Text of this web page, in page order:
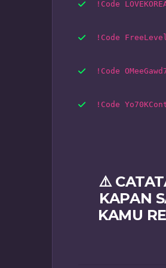
!Code
!Code
!Code
!Code
⚠️
KAPAN
KAMU